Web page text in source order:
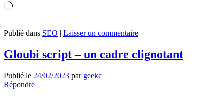
Chargement…
Publié dans SEO | Laisser un commentaire
Gloubi script – un cadre clignotant
Publié le 24/02/2023 par geekc
Répondre